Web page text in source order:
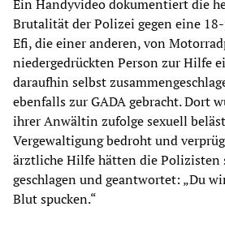
Ein Handyvideo dokumentiert die
Brutalität der Polizei gegen eine
Efi, die einer anderen, von
niedergedrückten Person zur Hilfe
daraufhin selbst
ebenfalls zur GADA gebracht. Dort
ihrer Anwältin zufolge sexuell
Vergewaltigung bedroht und
ärztliche Hilfe hätten die Polizisten
geschlagen und geantwortet: „Du
Blut spucken.“